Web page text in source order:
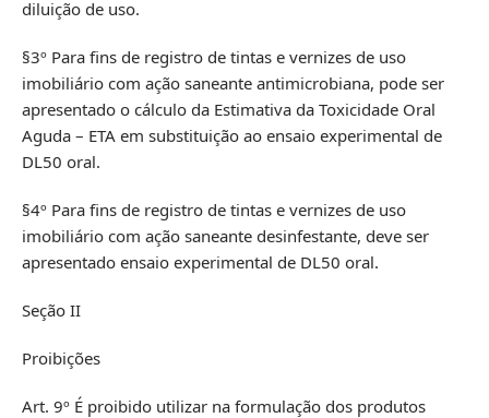
diluição de uso.
§3º Para fins de registro de tintas e vernizes de uso
imobiliário com ação saneante antimicrobiana, pode ser
apresentado o cálculo da Estimativa da Toxicidade Oral
Aguda – ETA em substituição ao ensaio experimental de
DL50 oral.
§4º Para fins de registro de tintas e vernizes de uso
imobiliário com ação saneante desinfestante, deve ser
apresentado ensaio experimental de DL50 oral.
Seção II
Proibições
Art. 9º É proibido utilizar na formulação dos produtos